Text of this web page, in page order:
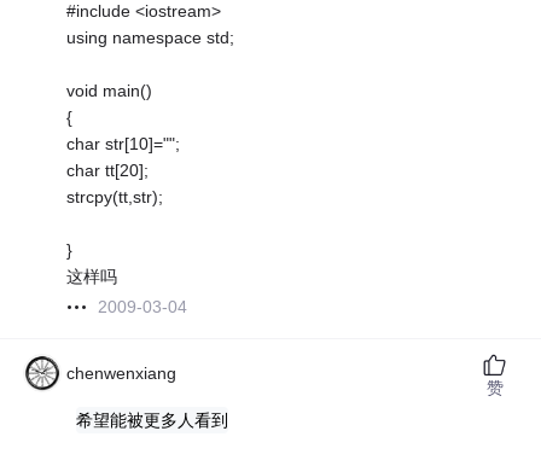
#include <iostream>
using namespace std;
void main()
{
char str[10]="";
char tt[20];
strcpy(tt,str);
}
这样吗
2009-03-04
chenwenxiang
希望能被更多人看到
赞